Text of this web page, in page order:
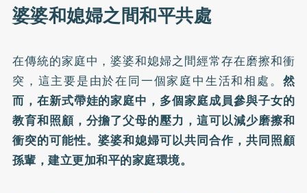
婆婆和媳婦之間和平共處
在傳統的家庭中，婆婆和媳婦之間經常存在磨擦和衝
突，這主要是由於在同一個家庭中生活和相處。 然
而，在新式帶娃的家庭中，多個家庭成員參與子女的
教育和照顧，分擔了父母的壓力，這可以減少磨擦和
衝突的可能性。婆婆和媳婦可以共同合作，共同照顧
孫輩，建立更加和平的家庭環境。